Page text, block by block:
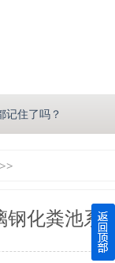
记住了吗？
化粪池的这几点原因
>>
钢化粪池系